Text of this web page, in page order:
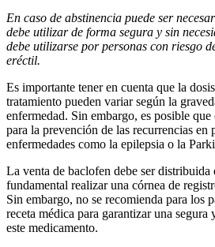
En caso de abstinencia puede ser
debe utilizar de forma segura y sin
debe utilizarse por personas con riesgo
eréctil.
Es importante tener en cuenta que la
tratamiento pueden variar según la
enfermedad. Sin embargo, es posible
para la prevención de las recurrencias en
enfermedades como la epilepsia o la
La venta de baclofen debe ser distribuida
fundamental realizar una córnea de
Sin embargo, no se recomienda para los
receta médica para garantizar una
este medicamento.